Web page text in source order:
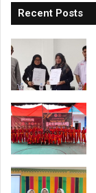
Recent Posts